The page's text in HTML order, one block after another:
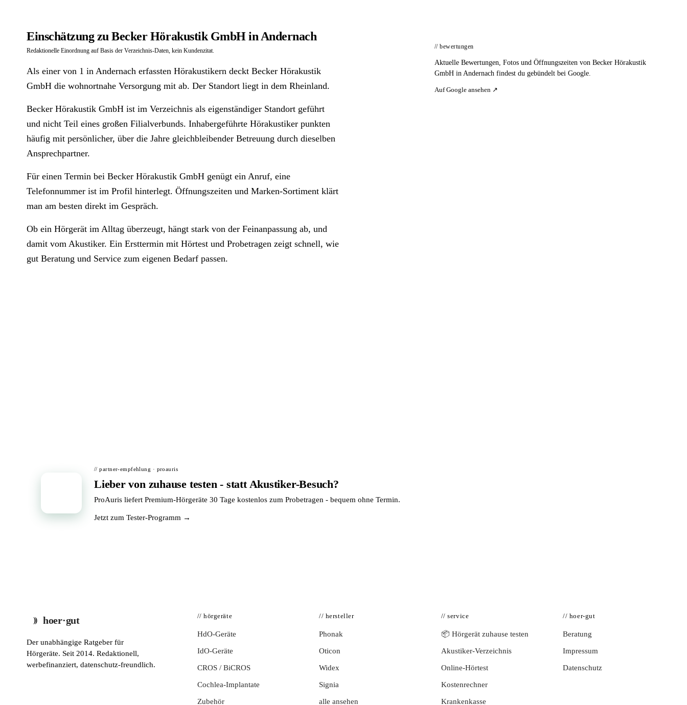
Einschätzung zu Becker Hörakustik GmbH in Andernach
Redaktionelle Einordnung auf Basis der Verzeichnis-Daten, kein Kundenzitat.
Als einer von 1 in Andernach erfassten Hörakustikern deckt Becker Hörakustik
GmbH die wohnortnahe Versorgung mit ab. Der Standort liegt in dem Rheinland.
Becker Hörakustik GmbH ist im Verzeichnis als eigenständiger Standort geführt
und nicht Teil eines großen Filialverbunds. Inhabergeführte Hörakustiker punkten
häufig mit persönlicher, über die Jahre gleichbleibender Betreuung durch dieselben
Ansprechpartner.
Für einen Termin bei Becker Hörakustik GmbH genügt ein Anruf, eine
Telefonnummer ist im Profil hinterlegt. Öffnungszeiten und Marken-Sortiment klärt
man am besten direkt im Gespräch.
Ob ein Hörgerät im Alltag überzeugt, hängt stark von der Feinanpassung ab, und
damit vom Akustiker. Ein Ersttermin mit Hörtest und Probetragen zeigt schnell, wie
gut Beratung und Service zum eigenen Bedarf passen.
// bewertungen
Aktuelle Bewertungen, Fotos und Öffnungszeiten von Becker Hörakustik
GmbH in Andernach findest du gebündelt bei Google.
Auf Google ansehen ↗
// partner-empfehlung · proauris
Lieber von zuhause testen - statt Akustiker-Besuch?
ProAuris liefert Premium-Hörgeräte 30 Tage kostenlos zum Probetragen - bequem ohne Termin.
Jetzt zum Tester-Programm →
hoer·gut
Der unabhängige Ratgeber für
Hörgeräte. Seit 2014. Redaktionell,
werbefinanziert, datenschutz-freundlich.
// hörgeräte
HdO-Geräte
IdO-Geräte
CROS / BiCROS
Cochlea-Implantate
Zubehör
// hersteller
Phonak
Oticon
Widex
Signia
alle ansehen
// service
📦 Hörgerät zuhause testen
Akustiker-Verzeichnis
Online-Hörtest
Kostenrechner
Krankenkasse
// hoer-gut
Beratung
Impressum
Datenschutz